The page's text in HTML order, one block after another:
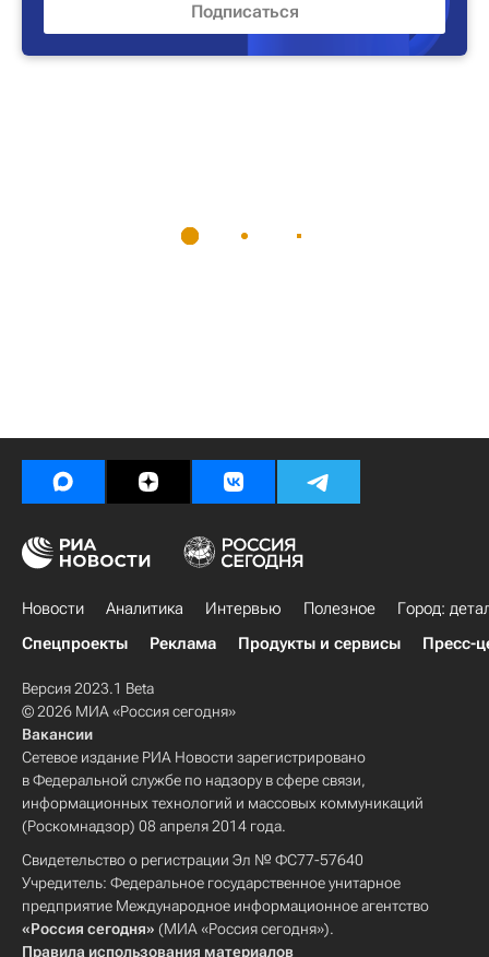
Новости Аналитика Интервью Полезное
Город:
Спецпроекты
Реклама Продукты и сервисы Пресс-
Версия 2023.1 Beta
© 2026 МИА «Россия сегодня»
Вакансии
Сетевое издание РИА Новости зарегистрировано
в Федеральной службе по надзору в сфере связи,
информационных технологий и массовых коммуникаций
(Роскомнадзор) 08 апреля 2014 года.
Свидетельство о регистрации Эл № ФС77-57640
Учредитель: Федеральное государственное унитарное
предприятие Международное информационное агентство
«Россия сегодня» (МИА «Россия сегодня»).
Правила использования материалов